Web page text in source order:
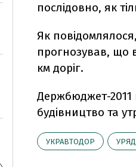
послідовно, як
Як
прогнозував, що
км доріг.
Держбюджет-2011
будівництво та
УКРАВТОДОР УРЯД